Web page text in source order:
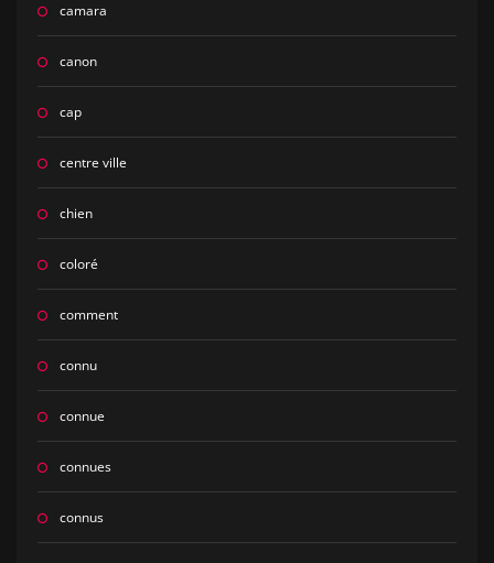
camara
canon
cap
centre ville
chien
coloré
comment
connu
connue
connues
connus